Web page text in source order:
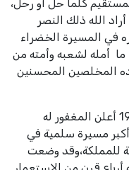
كلما حل أو رحل،
الله ذلك النصر
في المسيرة الخضراء
ما أمله لشعبه وأمته من
المخلصين المحسنين
أكتوبر سنة 1975 أعلن المغفور له
مسيرة سلمية في
للمملكة،وقد وضعت